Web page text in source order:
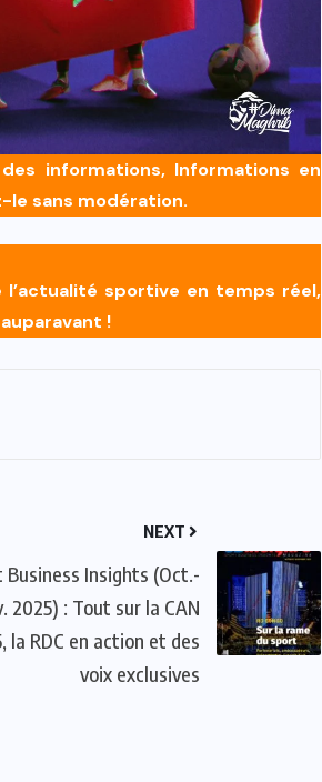
informations, Informations en
sans modération.
sportive en temps réel,
!
NEXT
Business Insights (Oct.-
2025) : Tout sur la CAN
la RDC en action et des
voix exclusives